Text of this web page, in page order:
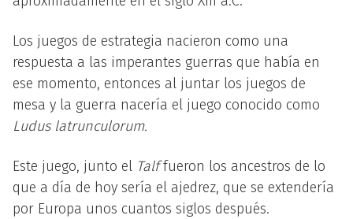
Los juegos de estrategia nacieron como una
respuesta a las imperantes guerras que había en
ese momento, entonces al juntar los juegos de
mesa y la guerra nacería el juego conocido como
Ludus latrunculorum.
Este juego, junto el Talffueron los ancestros de lo
que a día de hoy sería el ajedrez, que se extendería
por Europa unos cuantos siglos después.